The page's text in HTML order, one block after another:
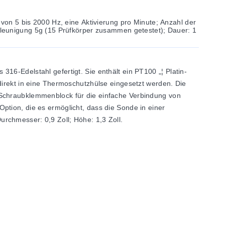
5 bis 2000 Hz, eine Aktivierung pro Minute; Anzahl der
5g (15 Prüfkörper zusammen getestet); Dauer: 1
Edelstahl gefertigt. Sie enthält ein PT100 „¦ Platin-
in eine Thermoschutzhülse eingesetzt werden. Die
für die einfache Verbindung von
die es ermöglicht, dass die Sonde in einer
0,9 Zoll; Höhe: 1,3 Zoll.